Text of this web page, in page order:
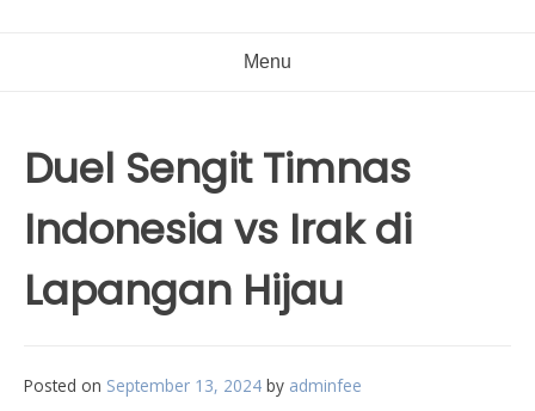
Menu
Duel Sengit Timnas
Indonesia vs Irak di
Lapangan Hijau
Posted on September 13, 2024 by adminfee